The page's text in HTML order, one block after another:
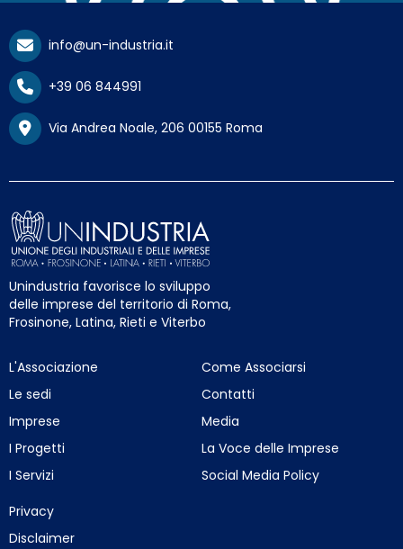
info@un-industria.it
+39 06 844991
Via Andrea Noale, 206 00155 Roma
Unindustria favorisce lo sviluppo
delle imprese del territorio di Roma,
Frosinone, Latina, Rieti e Viterbo
L'Associazione
Le sedi
Imprese
I Progetti
I Servizi
Come Associarsi
Contatti
Media
La Voce delle Imprese
Social Media Policy
Privacy
Disclaimer